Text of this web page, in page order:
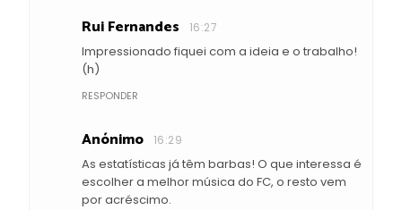
Rui Fernandes 16:27
Impressionado fiquei com a ideia e o trabalho!
(h)
RESPONDER
Anónimo 16:29
As estatísticas já têm barbas! O que interessa é
escolher a melhor música do FC, o resto vem
por acréscimo.